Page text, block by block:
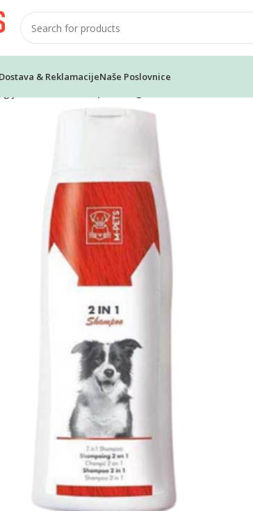
Dostava & ReklamacijeNaše Poslovnice